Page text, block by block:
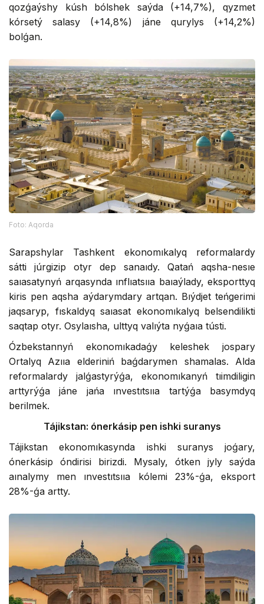
qozǵaýshy kúsh bólshek saýda (+14,7%), qyzmet
kórsetý salasy (+14,8%) jáne qurylys (+14,2%)
bolǵan.
Foto: Aqorda
Sarapshylar Tashkent ekonomıkalyq reformalardy
sátti júrgizip otyr dep sanaıdy. Qatań aqsha-nesıe
saıasatynyń arqasynda ınflıatsııa baıaýlady, eksporttyq
kiris pen aqsha aýdarymdary artqan. Bıýdjet teńgerimi
jaqsaryp, fıskaldyq saıasat ekonomıkalyq belsendilikti
saqtap otyr. Osylaısha, ulttyq valıýta nyǵaıa tústi.
Ózbekstannyń ekonomıkadaǵy keleshek jospary
Ortalyq Azııa elderiniń baǵdarymen shamalas. Alda
reformalardy jalǵastyrýǵa, ekonomıkanyń tıimdiligin
arttyrýǵa jáne jańa ınvestıtsııa tartýǵa basymdyq
berilmek.
Tájikstan: ónerkásip pen ishki suranys
Tájikstan ekonomıkasynda ishki suranys joǵary,
ónerkásip óndirisi birizdi. Mysaly, ótken jyly saýda
aınalymy men ınvestıtsııa kólemi 23%-ǵa, eksport
28%-ǵa artty.